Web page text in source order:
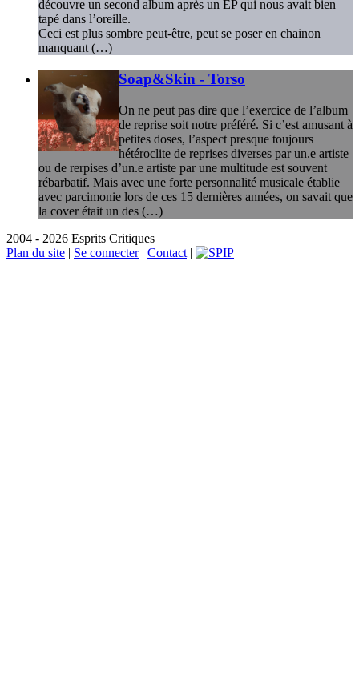
découvre un second album après un EP qui nous avait bien
tapé dans l’oreille.
Ceci est plus sombre peut-être, peut se poser en chainon
manquant (…)
Soap&Skin - Torso
On ne peut pas dire que l’exercice de l’album
de reprise soit notre préféré. Si c’est amusant à
petites doses, l’aspect presque toujours
hétéroclite de reprises diverses par un.e artiste
ou de rerpises d’un.e artiste par une multitude est souvent
rébarbatif. Mais avec une forte personnalité musicale établie
avec parcimonie lors de ces 15 dernières années, on savait que
la cover était un des (…)
2004 - 2026 Esprits Critiques
Plan du site | Se connecter| Contact |